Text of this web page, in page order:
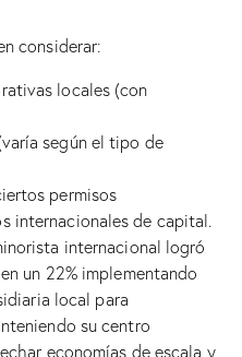
considerar:
locales (con
según el tipo de
permisos
internacionales de capital.
internacional logró
un 22% implementando
local para
su centro
economías de escala y